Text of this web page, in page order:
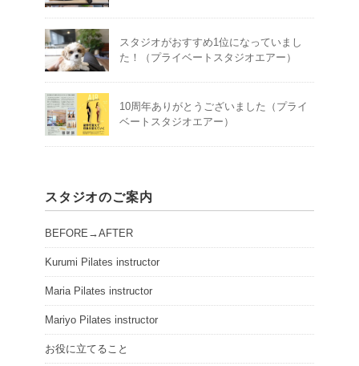
スタジオがおすすめ1位になっていまし
た！（プライベートスタジオエアー）
10周年ありがとうございました（プライ
ベートスタジオエアー）
スタジオのご案内
BEFORE→AFTER
Kurumi Pilates instructor
Maria Pilates instructor
Mariyo Pilates instructor
お役に立てること